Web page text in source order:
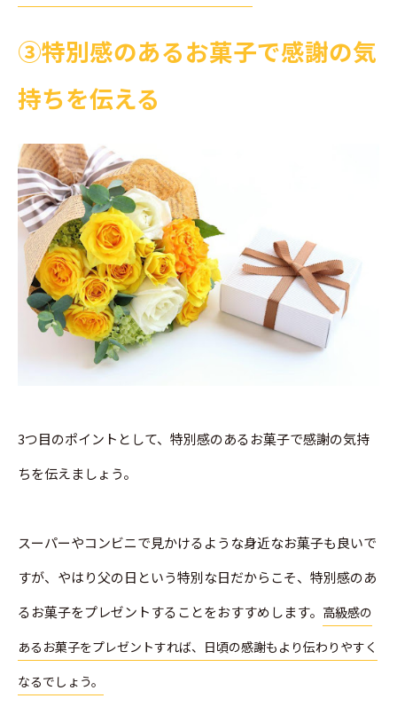
➂特別感のあるお菓子で感謝の気
持ちを伝える
3つ目のポイントとして、特別感のあるお菓子で感謝の気持
ちを伝えましょう。
スーパーやコンビニで見かけるような身近なお菓子も良いで
すが、やはり父の日という特別な日だからこそ、特別感のあ
るお菓子をプレゼントすることをおすすめします。 高級感の
あるお菓子をプレゼントすれば、日頃の感謝もより伝わりやすく
なるでしょう。